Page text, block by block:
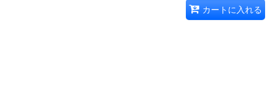
カートに入れる